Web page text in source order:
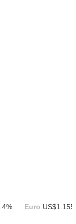
Euro